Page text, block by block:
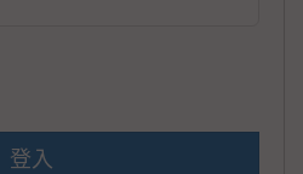
登入